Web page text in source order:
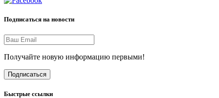
Подписаться на новости
Получайте новую информацию первыми!
Подписаться
Быстрые ссылки